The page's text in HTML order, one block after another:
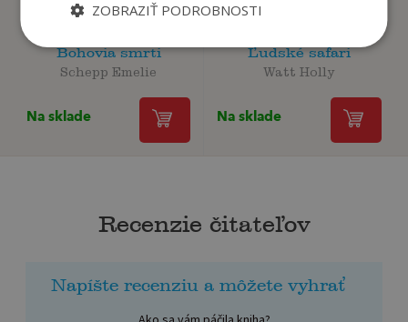
Bohovia smrti
Schepp Emelie
Na sklade
Ľudské safari
Watt Holly
Na sklade
Recenzie čitateľov
Napíšte recenziu a môžete vyhrať
ZOBRAZIŤ PODROBNOSTI